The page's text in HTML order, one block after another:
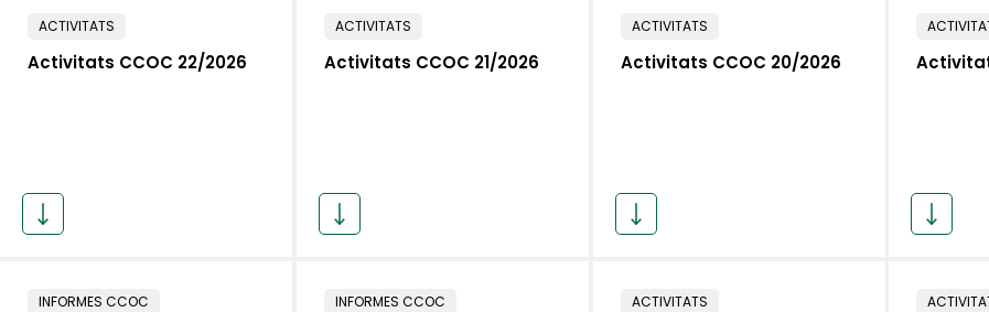
ACTIVITATS
Activitats CCOC 22/2026
ACTIVITATS
Activitats CCOC 21/2026
ACTIVITATS
Activitats CCOC 20/2026
INFORMES CCOC INFORMES CCOC ACTIVITATS